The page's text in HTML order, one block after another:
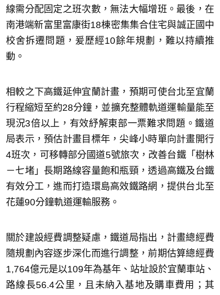
線需分配固定之班次數，無法大幅增班。最後，在
南港端新富里富康街18棟密集集合住宅與誠正國中
校舍拆遷問題，爰歷經10餘年規劃，難以持續推
動。
相較之下高鐵延伸宜蘭計畫，預期可使台北至宜蘭
行程縮短至約28分鐘，並擴充整體軌道運輸量能至
現況3倍以上，有效紓解東部一票難求問題。鐵道
局表示，預估計畫目標年，尖峰小時單向計畫開行
4班次，可移轉部分國道5號旅次，改善台鐵「樹林
－七堵」長期路線容量飽和瓶頸，透過高鐵及台鐵
有效分工，進而打造環島高效鐵路網，提供台北至
花蓮90分鐘軌道運輸服務。
關於建設經費調整疑慮，鐵道局指出，計畫總經費
隨規劃內容逐步深化而進行調整，前期估算總經費
1,764億元是以109年為基年、站址設於宜蘭車站、
路線長56.4公里，且未納入基地及購車費用；其